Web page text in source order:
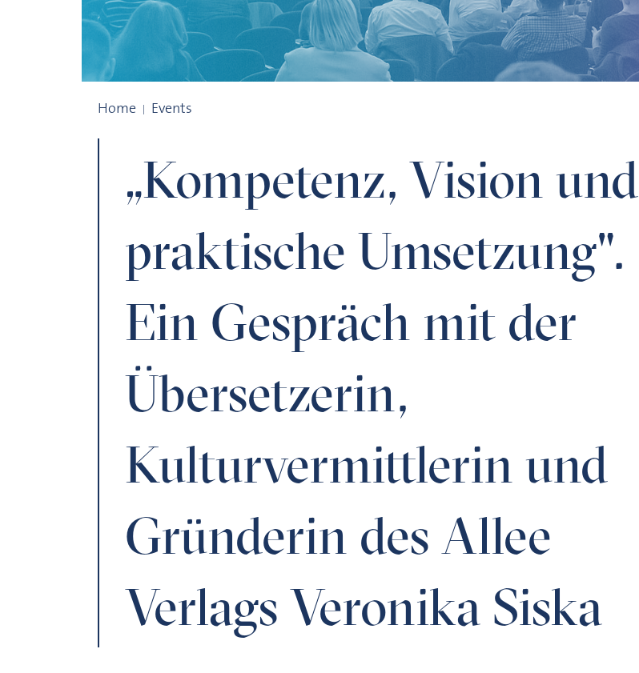
Home Events
„Kompetenz, Vision und
praktische Umsetzung".
Ein Gespräch mit der
Übersetzerin,
Kulturvermittlerin und
Gründerin des Allee
Verlags Veronika Siska